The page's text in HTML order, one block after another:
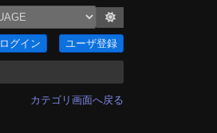
ログイン ユーザ登録
カテゴリ画面へ戻る